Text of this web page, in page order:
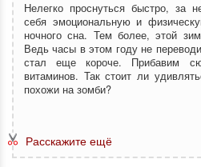
Нелегко проснуться быстро, за
себя эмоциональную и
ночного сна. Тем более, этой
Ведь часы в этом году не
стал еще короче. Прибавим
витаминов. Так стоит ли
похожи на зомби?
Расскажите ещё